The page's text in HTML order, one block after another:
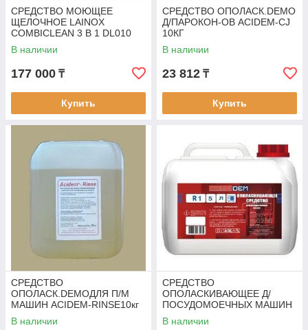
СРЕДСТВО МОЮЩЕЕ
ЩЕЛОЧНОЕ LAINOX
COMBICLEAN 3 В 1 DL010
В наличии
177 000 ₸
Купить
СРЕДСТВО ОПОЛАСК.DEMO
Д/ПАРОКОН-ОВ ACIDEM-CJ
10КГ
В наличии
23 812 ₸
Купить
СРЕДСТВО
ОПОЛАСК.DEMOДЛЯ П/М
МАШИН ACIDEM-RINSE10кг
В наличии
СРЕДСТВО
ОПОЛАСКИВАЮЩЕЕ Д/
ПОСУДОМОЕЧНЫХ МАШИН
RATIODEM R1
В наличии